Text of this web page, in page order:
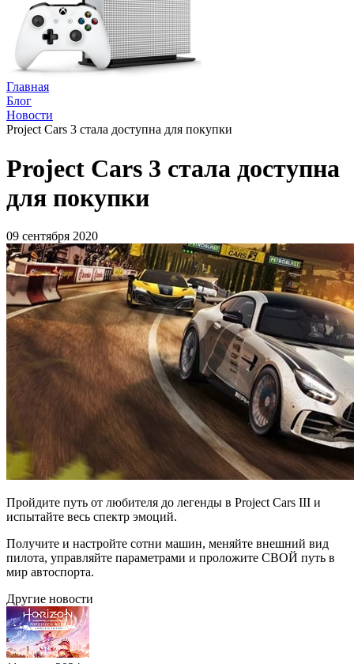
Главная
Блог
Новости
Project Cars 3 стала доступна для покупки
Project Cars 3 стала доступна
для покупки
09 сентября 2020
Пройдите путь от любителя до легенды в Project Cars III и
испытайте весь спектр эмоций.
Получите и настройте сотни машин, меняйте внешний вид
пилота, управляйте параметрами и проложите СВОЙ путь в
мир автоспорта.
Другие новости